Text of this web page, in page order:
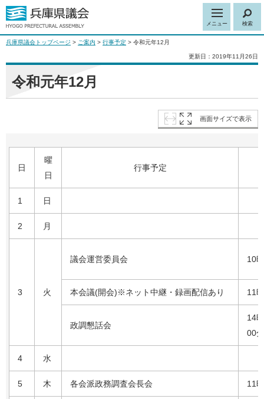
メニュー 検索
兵庫県議会トップページ > ご案内 > 行事予定 > 令和元年12月
更新日：2019年11月26日
令和元年12月
画面サイズで表示
日
曜
日
行事予定
1 日
2 月
3 火
議会運営委員会 10
本会議(開会)※ネット中継・録画配信あり 11
政調懇話会
14
00分
4 水
5 木 各会派政務調査会長会 11